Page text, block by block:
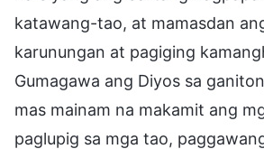
katawang-tao, at mamasdan
karunungan at pagiging
Gumagawa ang Diyos sa
mas mainam na makamit ang
paglupig sa mga tao,